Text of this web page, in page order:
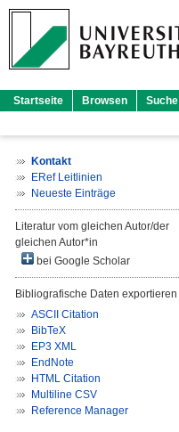
Startseite Browsen Suche
Kontakt
ERef Leitlinien
Neueste Einträge
Literatur vom gleichen Autor/der
gleichen Autor*in
bei Google Scholar
Bibliografische Daten exportieren
ASCII Citation
BibTeX
EP3 XML
EndNote
HTML Citation
Multiline CSV
Reference Manager